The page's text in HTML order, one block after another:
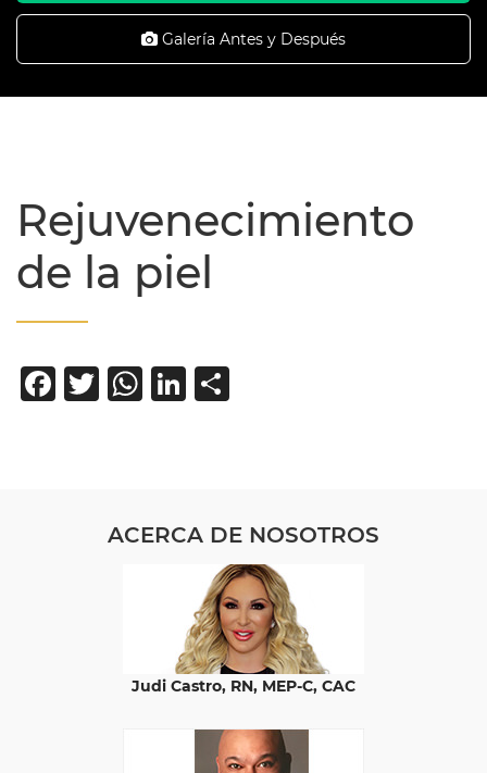
Galería Antes y Después
Rejuvenecimiento
de la piel
Facebook
Twitter
WhatsApp
LinkedIn
ACERCA DE NOSOTROS
Judi Castro, RN, MEP-C, CAC